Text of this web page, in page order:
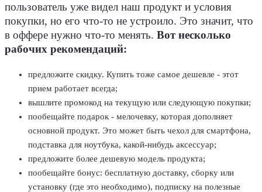
пользователь уже видел наш продукт и условия
покупки, но его что-то не устроило. Это значит, что
в оффере нужно что-то менять. Вот несколько
рабочих рекомендаций:
предложите скидку. Купить тоже самое дешевле - этот
прием работает всегда;
вышлите промокод на текущую или следующую покупки;
пообещайте подарок - мелочевку, которая дополняет
основной продукт. Это может быть чехол для смартфона,
подставка для ноутбука, какой-нибудь аксессуар;
предложите более дешевую модель продукта;
пообещайте бонус: бесплатную доставку, сборку или
установку (где это необходимо), подписку на полезные